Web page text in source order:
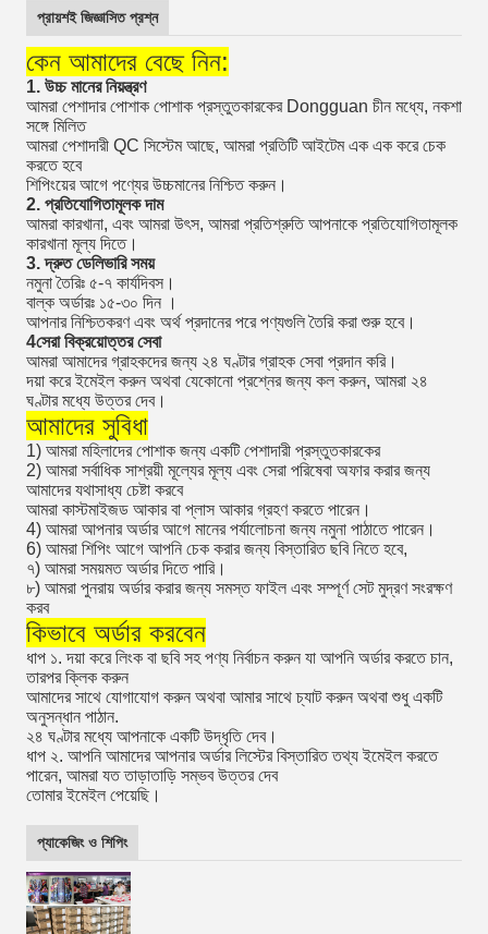
প্রায়শই জিজ্ঞাসিত প্রশ্ন
কেন আমাদের বেছে নিন:
1. উচ্চ মানের নিয়ন্ত্রণ
আমরা পেশাদার পোশাক পোশাক প্রস্তুতকারকের Dongguan চীন মধ্যে, নকশা
সঙ্গে মিলিত
আমরা পেশাদারী QC সিস্টেম আছে, আমরা প্রতিটি আইটেম এক এক করে চেক
করতে হবে
শিপিংয়ের আগে পণ্যের উচ্চমানের নিশ্চিত করুন।
2. প্রতিযোগিতামূলক দাম
আমরা কারখানা, এবং আমরা উৎস, আমরা প্রতিশ্রুতি আপনাকে প্রতিযোগিতামূলক
কারখানা মূল্য দিতে।
3. দ্রুত ডেলিভারি সময়
নমুনা তৈরিঃ ৫-৭ কার্যদিবস।
বাল্ক অর্ডারঃ ১৫-৩০ দিন ।
আপনার নিশ্চিতকরণ এবং অর্থ প্রদানের পরে পণ্যগুলি তৈরি করা শুরু হবে।
4সেরা বিক্রয়োত্তর সেবা
আমরা আমাদের গ্রাহকদের জন্য ২৪ ঘণ্টার গ্রাহক সেবা প্রদান করি।
দয়া করে ইমেইল করুন অথবা যেকোনো প্রশ্নের জন্য কল করুন, আমরা ২৪
ঘণ্টার মধ্যে উত্তর দেব।
আমাদের সুবিধা
1) আমরা মহিলাদের পোশাক জন্য একটি পেশাদারী প্রস্তুতকারকের
2) আমরা সর্বাধিক সাশ্রয়ী মূল্যের মূল্য এবং সেরা পরিষেবা অফার করার জন্য
আমাদের যথাসাধ্য চেষ্টা করবে
আমরা কাস্টমাইজড আকার বা প্লাস আকার গ্রহণ করতে পারেন।
4) আমরা আপনার অর্ডার আগে মানের পর্যালোচনা জন্য নমুনা পাঠাতে পারেন।
6) আমরা শিপিং আগে আপনি চেক করার জন্য বিস্তারিত ছবি নিতে হবে,
৭) আমরা সময়মত অর্ডার দিতে পারি।
৮) আমরা পুনরায় অর্ডার করার জন্য সমস্ত ফাইল এবং সম্পূর্ণ সেট মুদ্রণ সংরক্ষণ
করব
কিভাবে অর্ডার করবেন
ধাপ ১. দয়া করে লিংক বা ছবি সহ পণ্য নির্বাচন করুন যা আপনি অর্ডার করতে চান,
তারপর ক্লিক করুন
আমাদের সাথে যোগাযোগ করুন অথবা আমার সাথে চ্যাট করুন অথবা শুধু একটি
অনুসন্ধান পাঠান.
২৪ ঘণ্টার মধ্যে আপনাকে একটি উদ্ধৃতি দেব।
ধাপ ২. আপনি আমাদের আপনার অর্ডার লিস্টের বিস্তারিত তথ্য ইমেইল করতে
পারেন, আমরা যত তাড়াতাড়ি সম্ভব উত্তর দেব
তোমার ইমেইল পেয়েছি।
প্যাকেজিং ও শিপিং